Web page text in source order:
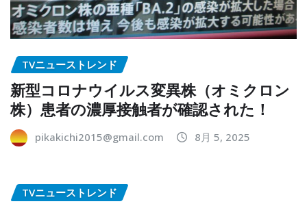
TVニューストレンド
新型コロナウイルス変異株（オミクロン
株）患者の濃厚接触者が確認された！
pikakichi2015@gmail.com 8月 5, 2025
TVニューストレンド